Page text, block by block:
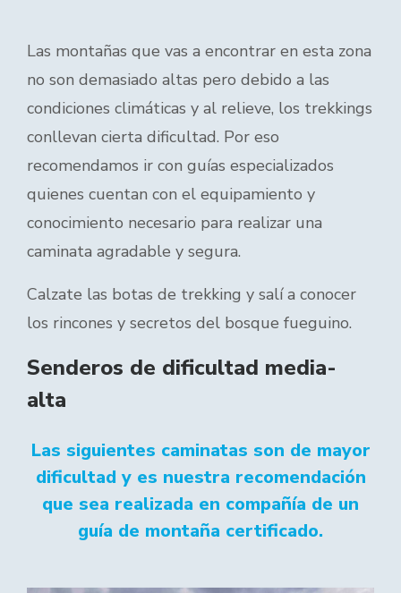
Las montañas que vas a encontrar en esta zona
no son demasiado altas pero debido a las
condiciones climáticas y al relieve, los trekkings
conllevan cierta dificultad. Por eso
recomendamos ir con guías especializados
quienes cuentan con el equipamiento y
conocimiento necesario para realizar una
caminata agradable y segura.
Calzate las botas de trekking y salí a conocer
los rincones y secretos del bosque fueguino.
Senderos de dificultad media-
alta
Las siguientes caminatas son de mayor
dificultad y es nuestra recomendación
que sea realizada en compañía de un
guía de montaña certificado.